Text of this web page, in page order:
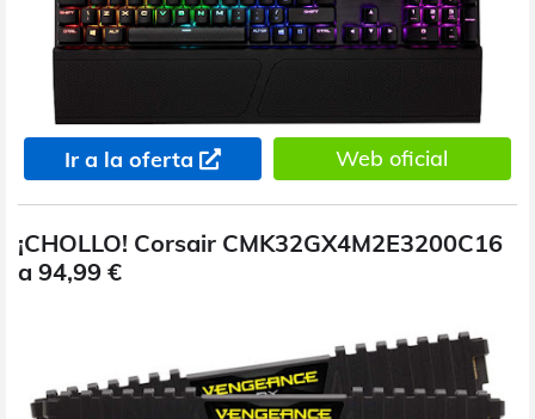
Ir a la oferta Web oficial
¡CHOLLO! Corsair CMK32GX4M2E3200C16
a 94,99 €